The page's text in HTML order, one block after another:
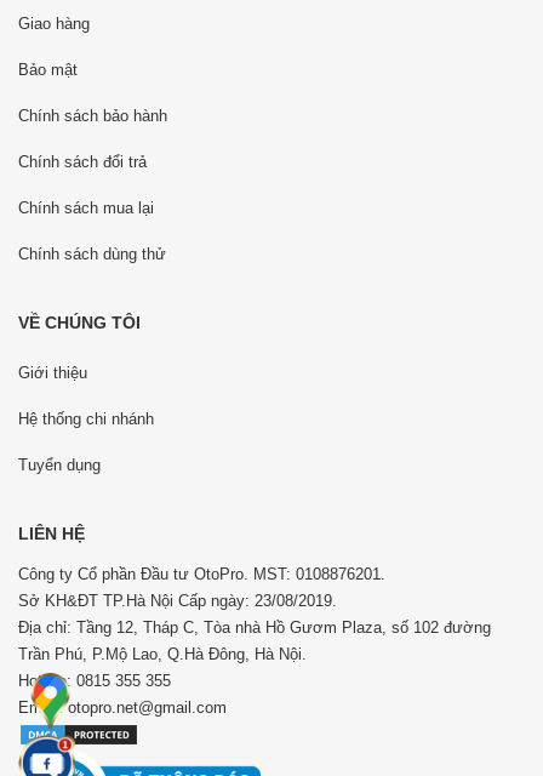
Giao hàng
Bảo mật
Chính sách bảo hành
Chính sách đổi trả
Chính sách mua lại
Chính sách dùng thử
VỀ CHÚNG TÔI
Giới thiệu
Hệ thống chi nhánh
Tuyển dụng
LIÊN HỆ
Công ty Cổ phần Đầu tư OtoPro. MST: 0108876201.
Sở KH&ĐT TP.Hà Nội Cấp ngày: 23/08/2019.
Địa chỉ: Tầng 12, Tháp C, Tòa nhà Hồ Gươm Plaza, số 102 đường
Trần Phú, P.Mộ Lao, Q.Hà Đông, Hà Nội.
Hotline: 0815 355 355
Email: otopro.net@gmail.com